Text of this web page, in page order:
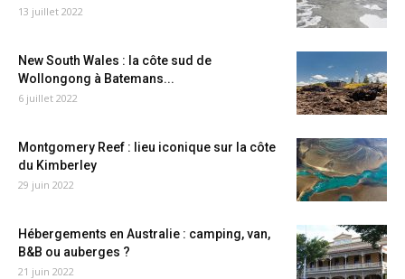
13 juillet 2022
New South Wales : la côte sud de
Wollongong à Batemans...
6 juillet 2022
Montgomery Reef : lieu iconique sur la côte
du Kimberley
29 juin 2022
Hébergements en Australie : camping, van,
B&B ou auberges ?
21 juin 2022